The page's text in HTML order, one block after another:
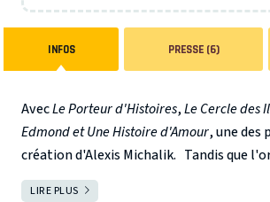
INFOS PRESSE (6)
AvecLe Porteur d'Histoires,Le Cercle des
Edmond et Une Histoire d'Amour, une des
création d'Alexis Michalik. Tandis que
Richard, un metteur en scène sur le
LIRE PLUS